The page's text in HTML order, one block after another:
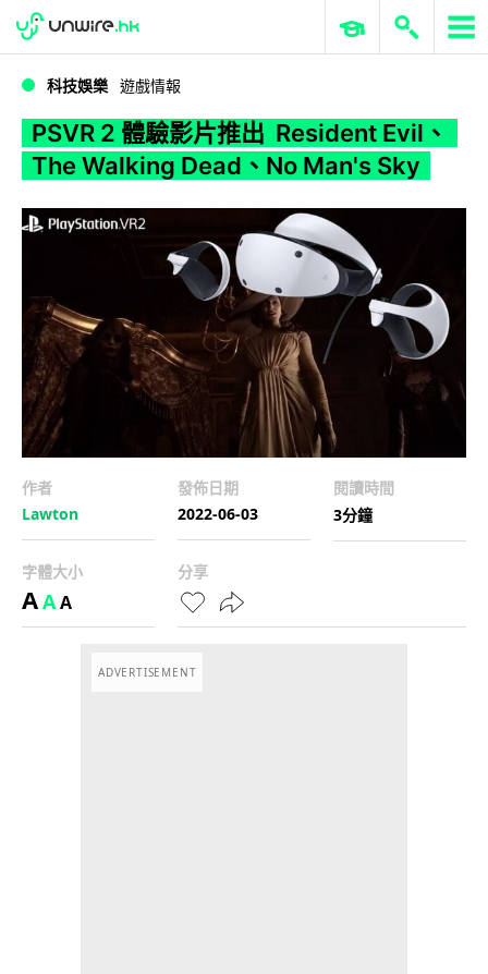
WWDC 2026 ERP 與商業 AI
科技娛樂 遊戲情報
PSVR 2 體驗影片推出 Resident Evil、
The Walking Dead、No Man's Sky
作者
Lawton
發佈日期
2022-06-03
閱讀時間
3分鐘
字體大小
AAA
分享
ADVERTISEMENT